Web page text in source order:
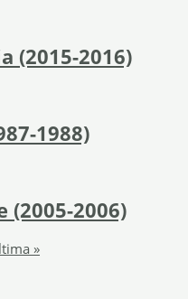
(2015-2016)
1988)
(2005-2006)
»